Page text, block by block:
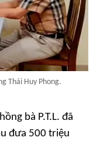
Thái Huy Phong.
bà P.T.L. đã
đưa 500 triệu